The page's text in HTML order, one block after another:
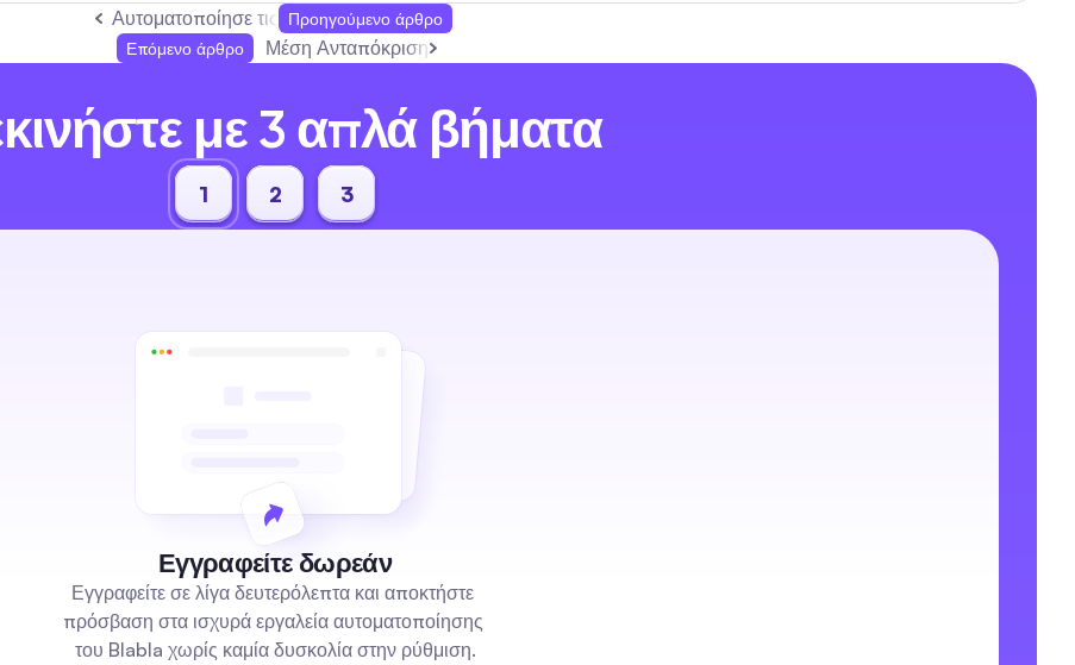
Αυτοματοποίησε τις απαντήσεις σε σχόλια στο Instagram και ενίσχυσε τα DMs σου
Προηγούμενο άρθρο
Επόμενο άρθρο
Μέση Ανταπόκριση στο TikTok το 2025: Βασικοί Δείκτες και Συμβουλές
με 3 απλά βήματα
1 2 3
Εγγραφείτε δωρεάν
Εγγραφείτε σε λίγα δευτερόλεπτα και αποκτήστε
πρόσβαση στα ισχυρά εργαλεία αυτοματοποίησης
του Blabla χωρίς καμία δυσκολία στην ρύθμιση.